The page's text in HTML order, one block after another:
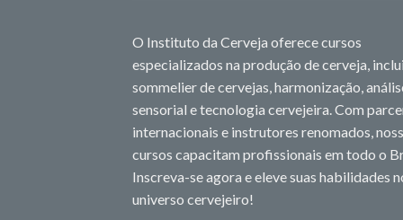
O Instituto da Cerveja oferece cursos
especializados na produção de cerveja,
sommelier de cervejas, harmonização,
sensorial e tecnologia cervejeira. Com
internacionais e instrutores renomados,
cursos capacitam profissionais em todo o
Inscreva-se agora e eleve suas habilidades
universo cervejeiro!